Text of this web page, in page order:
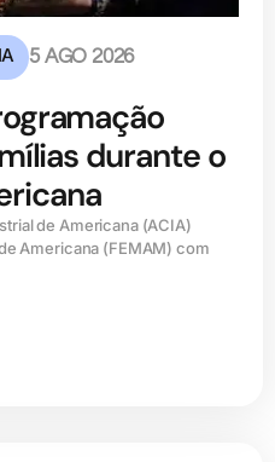
5 AGO 2026
durante o
de Americana (ACIA)
Americana (FEMAM) com